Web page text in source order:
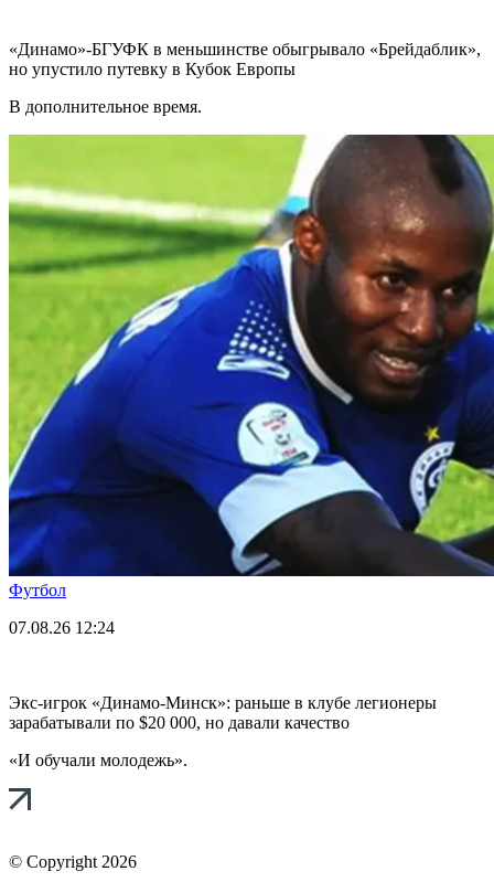
«Динамо»-БГУФК в меньшинстве обыгрывало «Брейдаблик»,
но упустило путевку в Кубок Европы
В дополнительное время.
Футбол
07.08.26 12:24
Экс-игрок «Динамо-Минск»: раньше в клубе легионеры
зарабатывали по $20 000, но давали качество
«И обучали молодежь».
© Copyright 2026